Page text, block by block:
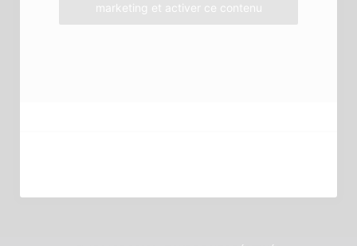
marketing et activer ce contenu